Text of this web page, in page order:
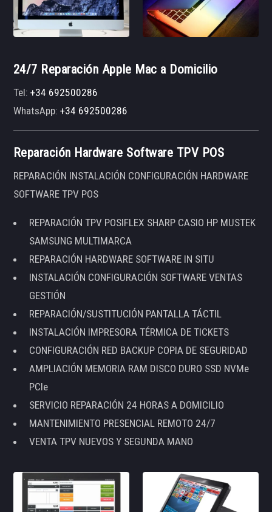
24/7 Reparación Apple Mac a Domicilio
Tel:+34 692500286
WhatsApp:+34 692500286
Reparación Hardware Software TPV POS
REPARACIÓN INSTALACIÓN CONFIGURACIÓN HARDWARE
SOFTWARE TPV POS
REPARACIÓN TPV POSIFLEX SHARP CASIO HP MUSTEK
SAMSUNG MULTIMARCA
REPARACIÓN HARDWARE SOFTWARE IN SITU
INSTALACIÓN CONFIGURACIÓN SOFTWARE VENTAS
GESTIÓN
REPARACIÓN/SUSTITUCIÓN PANTALLA TÁCTIL
INSTALACIÓN IMPRESORA TÉRMICA DE TICKETS
CONFIGURACIÓN RED BACKUP COPIA DE SEGURIDAD
AMPLIACIÓN MEMORIA RAM DISCO DURO SSD NVMe
PCIe
SERVICIO REPARACIÓN 24 HORAS A DOMICILIO
MANTENIMIENTO PRESENCIAL REMOTO 24/7
VENTA TPV NUEVOS Y SEGUNDA MANO